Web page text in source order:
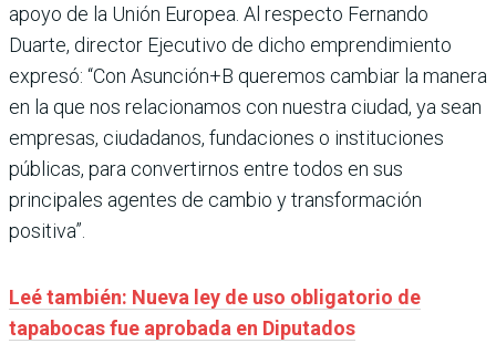
apoyo de la Unión Europea. Al respecto Fernando
Duarte, director Ejecutivo de dicho emprendimiento
expresó: “Con Asunción+B queremos cambiar la manera
en la que nos relacionamos con nuestra ciudad, ya sean
empresas, ciudadanos, fundaciones o instituciones
públicas, para convertirnos entre todos en sus
principales agentes de cambio y transformación
positiva”.
Leé también: Nueva ley de uso obligatorio de
tapabocas fue aprobada en Diputados